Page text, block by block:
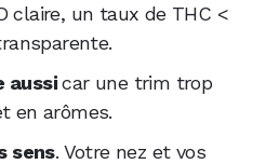
claire, un taux de THC <
aussicar une trim trop
en arômes.
sens. Votre nez et vos